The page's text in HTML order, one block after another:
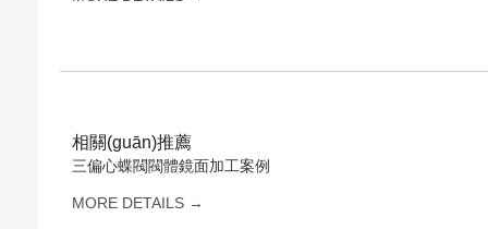
相關(guān)推薦
三偏心蝶閥閥體鏡面加工案例
MORE DETAILS →